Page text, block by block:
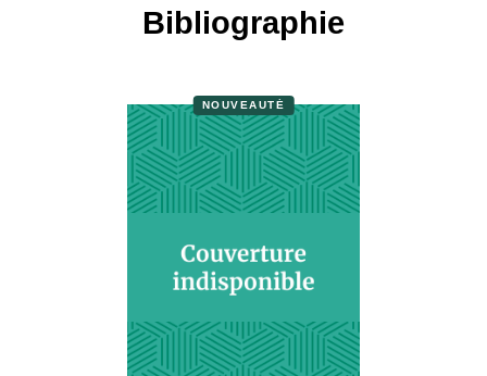
Bibliographie
NOUVEAUTÉ